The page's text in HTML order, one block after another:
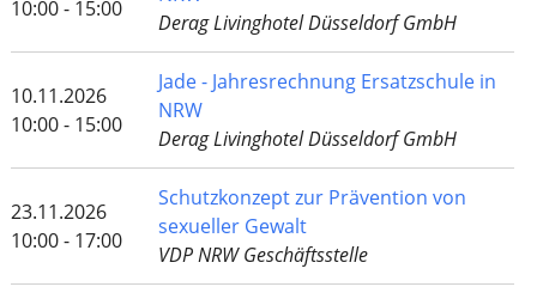
10:00 - 15:00
Derag Livinghotel Düsseldorf GmbH
10.11.2026
10:00 - 15:00
Jade - Jahresrechnung Ersatzschule in
NRW
Derag Livinghotel Düsseldorf GmbH
23.11.2026
10:00 - 17:00
Schutzkonzept zur Prävention von
sexueller Gewalt
VDP NRW Geschäftsstelle